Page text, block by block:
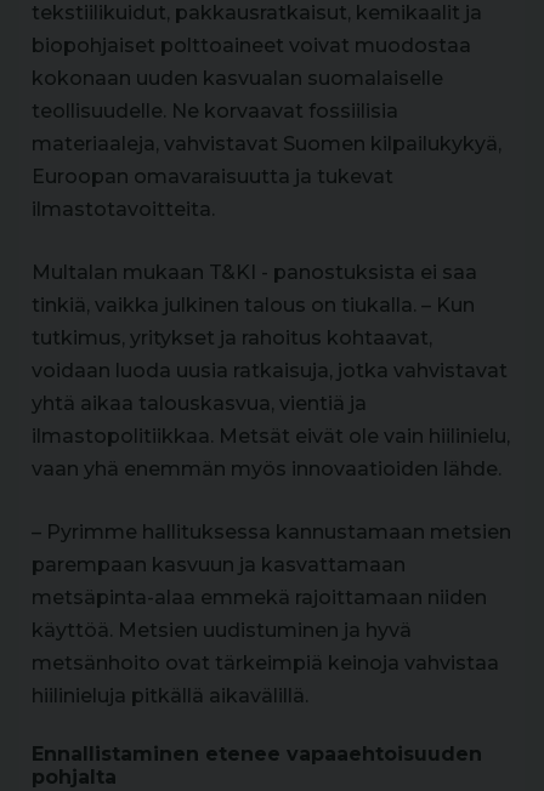
tekstiilikuidut, pakkausratkaisut, kemikaalit ja
biopohjaiset polttoaineet voivat muodostaa
kokonaan uuden kasvualan suomalaiselle
teollisuudelle. Ne korvaavat fossiilisia
materiaaleja, vahvistavat Suomen kilpailukykyä,
Euroopan omavaraisuutta ja tukevat
ilmastotavoitteita.
Multalan mukaan T&KI - panostuksista ei saa
tinkiä, vaikka julkinen talous on tiukalla. – Kun
tutkimus, yritykset ja rahoitus kohtaavat,
voidaan luoda uusia ratkaisuja, jotka vahvistavat
yhtä aikaa talouskasvua, vientiä ja
ilmastopolitiikkaa. Metsät eivät ole vain hiilinielu,
vaan yhä enemmän myös innovaatioiden lähde.
– Pyrimme hallituksessa kannustamaan metsien
parempaan kasvuun ja kasvattamaan
metsäpinta-alaa emmekä rajoittamaan niiden
käyttöä. Metsien uudistuminen ja hyvä
metsänhoito ovat tärkeimpiä keinoja vahvistaa
hiilinieluja pitkällä aikavälillä.
Ennallistaminen etenee vapaaehtoisuuden
pohjalta